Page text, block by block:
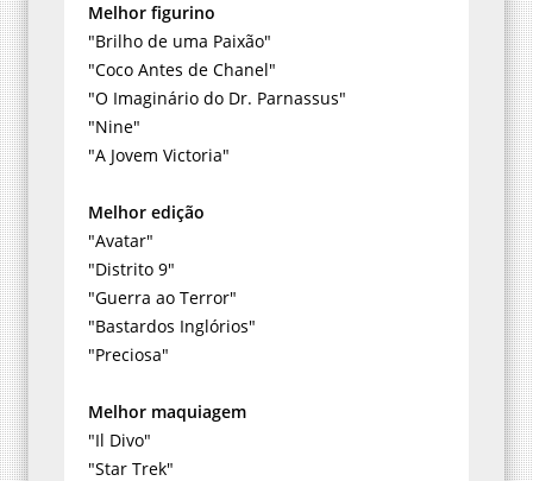
Melhor figurino
"Brilho de uma Paixão"
"Coco Antes de Chanel"
"O Imaginário do Dr. Parnassus"
"Nine"
"A Jovem Victoria"
Melhor edição
"Avatar"
"Distrito 9"
"Guerra ao Terror"
"Bastardos Inglórios"
"Preciosa"
Melhor maquiagem
"Il Divo"
"Star Trek"